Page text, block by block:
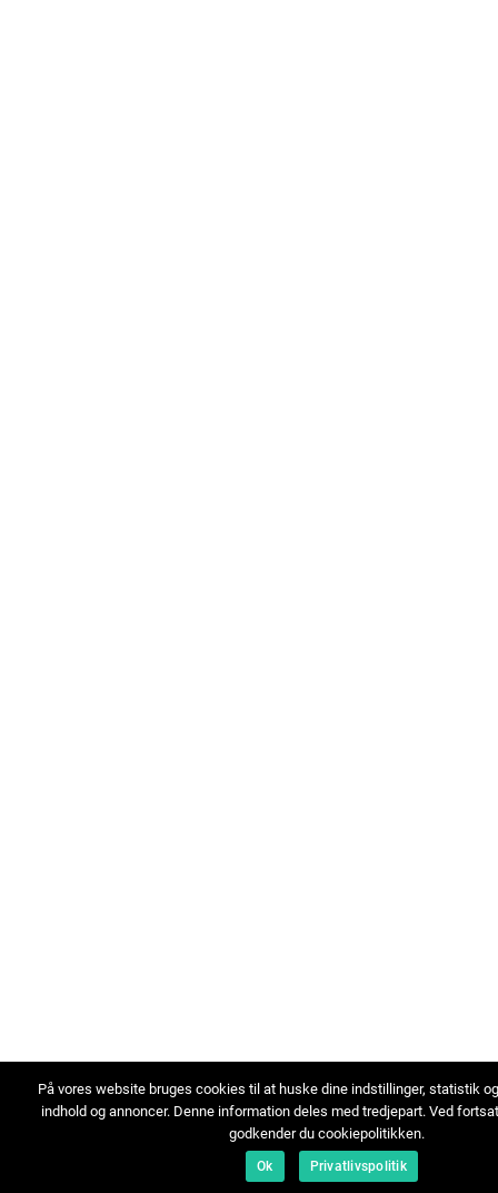
På vores website bruges cookies til at huske dine indstillinger, statistik
indhold og annoncer. Denne information deles med tredjepart. Ved
godkender du cookiepolitikken.
Ok Privatlivspolitik